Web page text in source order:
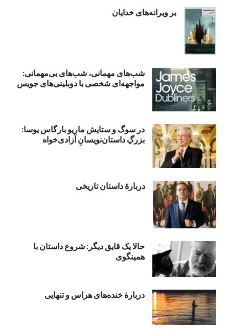
بر ویرانه‌های خدایان
شب‌های مهمانی، شب‌های بی‌مهمانی:
مواجهه‌ای شخصی با دوبلینی‌های جویس
در سوگ و ستایش ماریو بارگاس یوسا:
بزرگِ داستان‌نویسانِ آزادی‌خواه
دربارۀ داستان تاریخی
حالا یک قایق دیگر: شروع داستان با
همینگوی
دربارهٔ خنده‌های هراس و تنهایی